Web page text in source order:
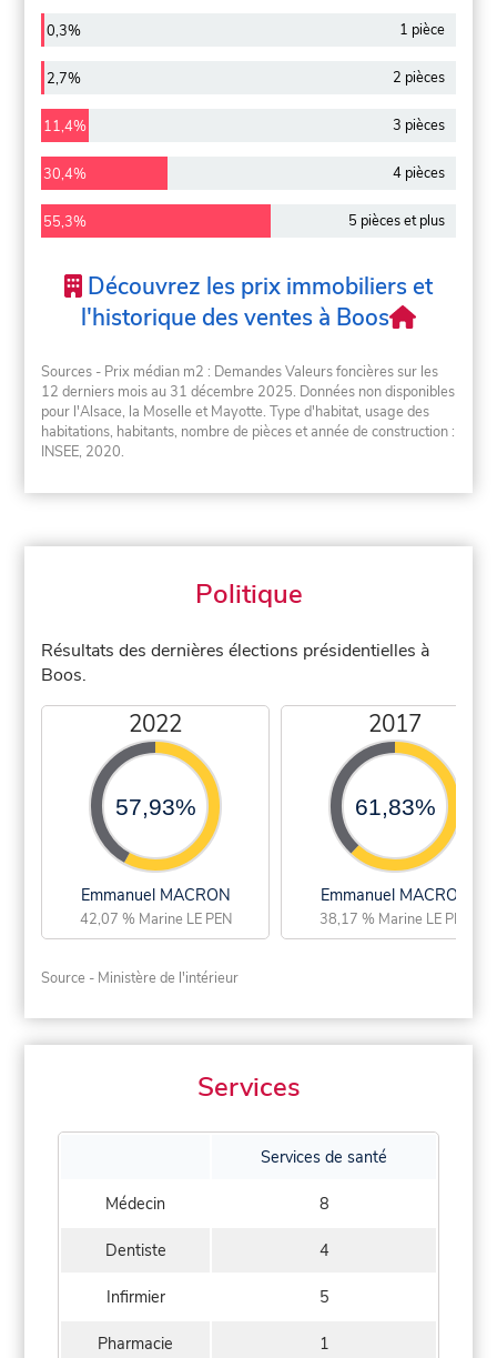
0,3% 1 pièce
2,7% 2 pièces
11,4% 3 pièces
30,4% 4 pièces
55,3% 5 pièces et plus
Découvrez les prix immobiliers et
l'historique des ventes à Boos
Sources - Prix médian m2 : Demandes Valeurs foncières sur les
12 derniers mois au 31 décembre 2025. Données non disponibles
pour l'Alsace, la Moselle et Mayotte. Type d'habitat, usage des
habitations, habitants, nombre de pièces et année de construction :
INSEE, 2020.
Politique
Résultats des dernières élections présidentielles à
Boos.
2022
57,93%
Emmanuel MACRON
42,07 % Marine LE PEN
2017
61,83%
Emmanuel MACRON
38,17 % Marine LE PEN
Source - Ministère de l'intérieur
Services
Services de santé
Médecin 8
Dentiste 4
Infirmier 5
Pharmacie 1